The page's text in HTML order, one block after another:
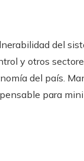
del
y otros
del país.
para